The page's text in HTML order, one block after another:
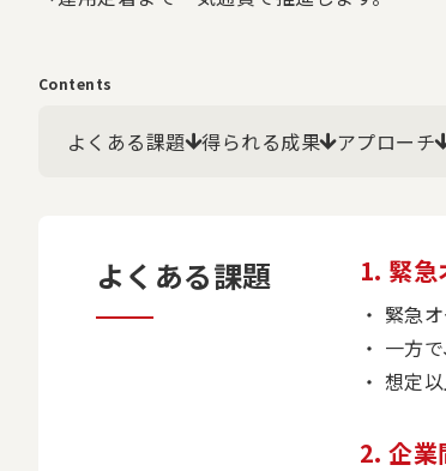
Contents
よくある課題 得られる成果 アプローチ
よくある課題 1. 緊
緊急
一方
想定
2. 企業